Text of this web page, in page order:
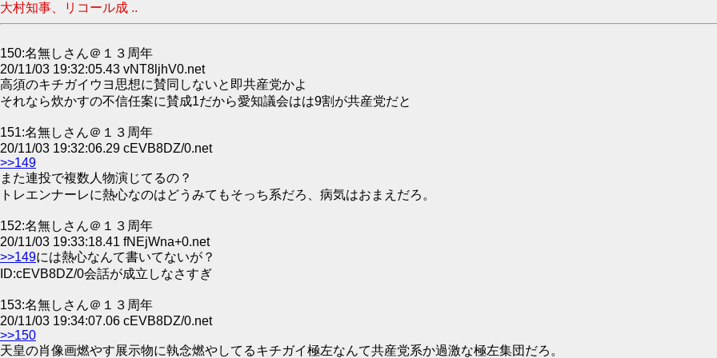
大村知事、リコール成 ..
150:名無しさん＠１３周年
20/11/03 19:32:05.43 vNT8ljhV0.net
高須のキチガイウヨ思想に賛同しないと即共産党かよ
それなら炊かすの不信任案に賛成1だから愛知議会はは9割が共産党だと
151:名無しさん＠１３周年
20/11/03 19:32:06.29 cEVB8DZ/0.net
>>149
また連投で複数人物演じてるの？
トレエンナーレに熱心なのはどうみてもそっち系だろ、病気はおまえだろ。
152:名無しさん＠１３周年
20/11/03 19:33:18.41 fNEjWna+0.net
>>149には熱心なんて書いてないが？
ID:cEVB8DZ/0会話が成立しなさすぎ
153:名無しさん＠１３周年
20/11/03 19:34:07.06 cEVB8DZ/0.net
>>150
天皇の肖像画燃やす展示物に執念燃やしてるキチガイ極左なんて共産党系か過激な極左集団だろ。